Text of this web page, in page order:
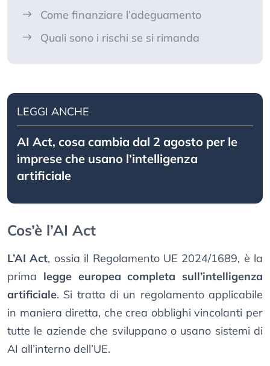
Come finanziare l’adeguamento
Quali sono i rischi se si rimanda
LEGGI ANCHE
AI Act, cosa cambia dal 2 agosto per le
imprese che usano l’intelligenza
artificiale
Cos’è l’AI Act
L’AI Act, ossia il Regolamento UE 2024/1689, è la
prima legge europea completa sull’intelligenza
artificiale. Si tratta di un regolamento applicabile
in maniera diretta, che crea obblighi vincolanti per
tutte le aziende che sviluppano o usano sistemi di
AI all’interno dell’UE.